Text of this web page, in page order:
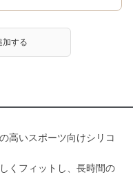
加する
高いスポーツ向けシリコ
くフィットし、長時間の